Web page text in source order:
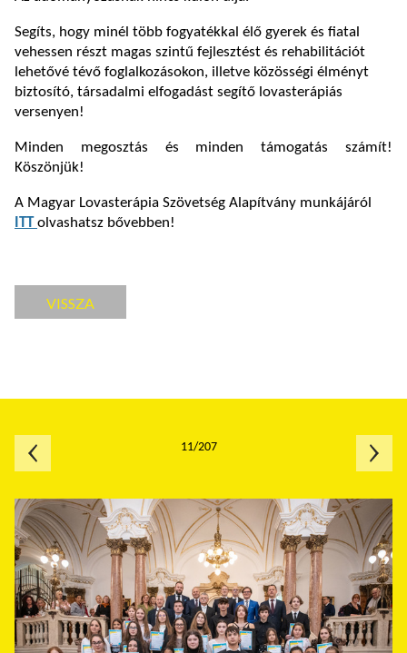
Segíts, hogy minél több fogyatékkal élő gyerek és fiatal
vehessen részt magas szintű fejlesztést és rehabilitációt
lehetővé tévő foglalkozásokon, illetve közösségi élményt
biztosító, társadalmi elfogadást segítő lovasterápiás
versenyen!
Minden megosztás és minden támogatás számít!
Köszönjük!
A Magyar Lovasterápia Szövetség Alapítvány munkájáról
ITTolvashatsz bővebben!
VISSZA
11/207